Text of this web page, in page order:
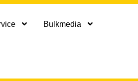
Bulkmedia